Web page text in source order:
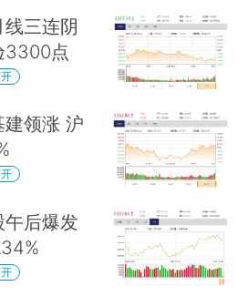
三连阴
3300点
领涨 沪
后爆发